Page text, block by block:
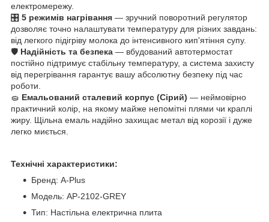
електромережу.
🎛️ 5 режимів нагрівання — зручний поворотний регулятор
дозволяє точно налаштувати температуру для різних завдань:
від легкого підігріву молока до інтенсивного кип'ятіння супу.
🛡️ Надійність та безпека — вбудований автотермостат
постійно підтримує стабільну температуру, а система захисту
від перегрівання гарантує вашу абсолютну безпеку під час
роботи.
🧽 Емальований сталевий корпус (Сірий) — неймовірно
практичний колір, на якому майже непомітні плями чи краплі
жиру. Щільна емаль надійно захищає метал від корозії і дуже
легко миється.
Технічні характеристики:
Бренд: A-Plus
Модель: AP-2102-GREY
Тип: Настільна електрична плита